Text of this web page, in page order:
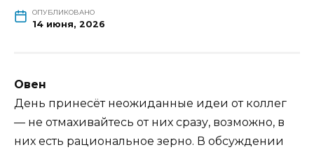
ОПУБЛИКОВАНО
14 июня, 2026
Овен
День принесёт неожиданные идеи от коллег
— не отмахивайтесь от них сразу, возможно, в
них есть рациональное зерно. В обсуждении